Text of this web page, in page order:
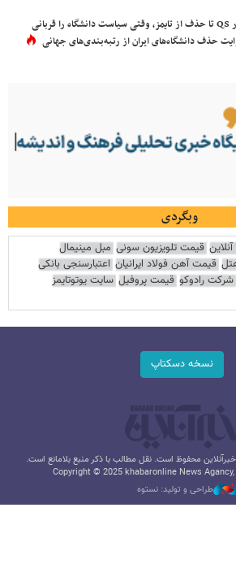
از سقوط در QS تا حذف از تایمز، وقتی سیاست دانشگاه را قربانی
حذف دانشگاه‌های ایران از رتبه‌بندی‌های جهانی
وبگردی
قیمت تلویزیون سونی مبل مینیمال
قیمت آهن فولاد ایرانیان اعتبارسنجی بانکی
شرکت رادوکو قیمت پروفیل سایت یوتوتایمز
نسخه دسکتاپ
محفوظ است. نقل مطالب با ذکر منبع بلامانع است.
Copyright © 2025 khabaronline News
طراحی و تولید: نستوه